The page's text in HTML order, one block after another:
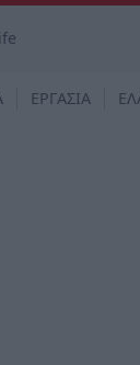
ΕΡΓΑΣΙΑ